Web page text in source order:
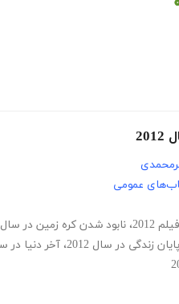
عمومی
فیلم 2012 ، نابود شدن کره زمین در سال 2012
پایان زندگی در سال 2012 ، آخر دنیا در سال